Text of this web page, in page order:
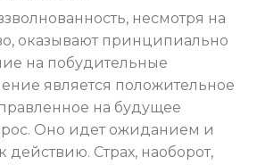
несмотря на
оказывают принципиально
на побудительные
является положительное
на будущее
Оно идет ожиданием и
действию. Страх, наоборот,